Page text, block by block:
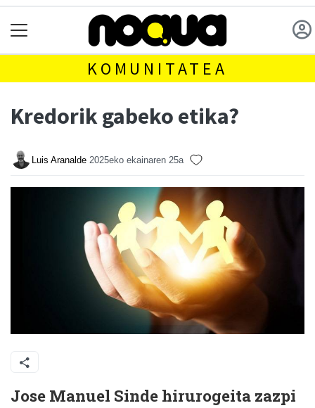
KOMUNITATEA
Kredorik gabeko etika?
Luis Aranalde 2025eko ekainaren 25a
Jose Manuel Sinde hirurogeita zazpi